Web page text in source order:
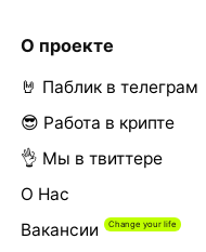
О проекте
🤘 Паблик в телеграм
😎 Работа в крипте
👌 Мы в твиттере
О Нас
Вакансии